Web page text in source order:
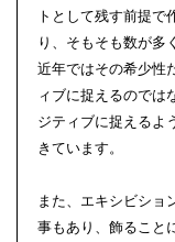
トとして残す前提で
り、そもそも数が多
近年ではその希少性
ィブに捉えるのでは
ジティブに捉えるよ
きています。
また、エキシビショ
事もあり、飾ること